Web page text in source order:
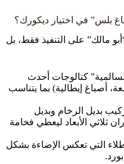
بلس” في اختيار ديكورك؟
مالك” على التنفيذ فقط، بل
كتالوجات أحدث
أصباغ إيطالية) بما يتناسب
بديل الرخام وبديل
ثلاثي الأبعاد ليعطي فخامة
التي تعكس الإضاءة بشكل